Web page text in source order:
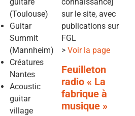
(Toulouse)
Guitar
Summit
(Mannheim)
Créatures
Nantes
Acoustic
guitar
village
sur le site, avec
publications sur
FGL
> Voir la page
Feuilleton
radio « La
fabrique à
musique »